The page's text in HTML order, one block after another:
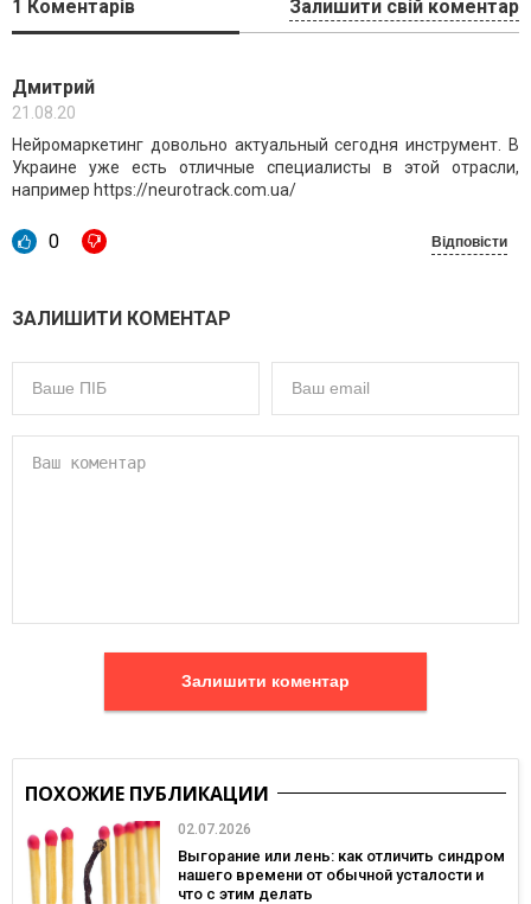
1 Коментарів Залишити свій коментар
Дмитрий
21.08.20
Нейромаркетинг довольно актуальный сегодня инструмент. В
Украине уже есть отличные специалисты в этой отрасли,
например https://neurotrack.com.ua/
0 Відповісти
ЗАЛИШИТИ КОМЕНТАР
Залишити коментар
ПОХОЖИЕ ПУБЛИКАЦИИ
02.07.2026
Выгорание или лень: как отличить синдром
нашего времени от обычной усталости и
что с этим делать